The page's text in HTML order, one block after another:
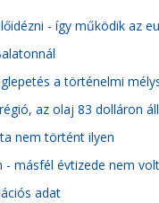
- így működik az
a történelmi
az olaj 83 dolláron áll
nem történt ilyen
másfél évtizede nem
adat